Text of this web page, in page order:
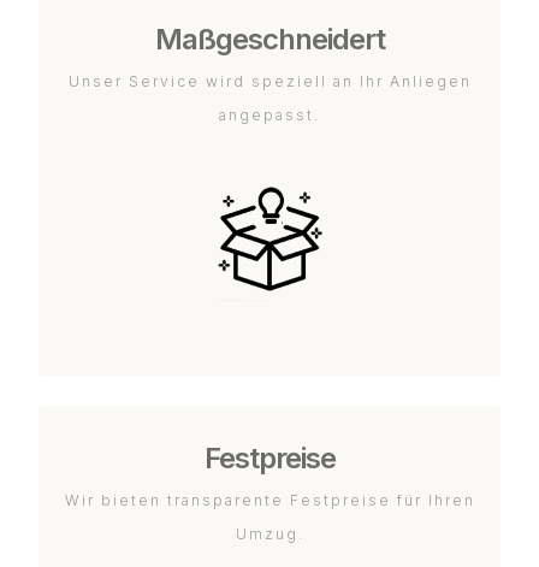
Maßgeschneidert
Unser Service wird speziell an Ihr Anliegen
angepasst.
Festpreise
Wir bieten transparente Festpreise für Ihren
Umzug.